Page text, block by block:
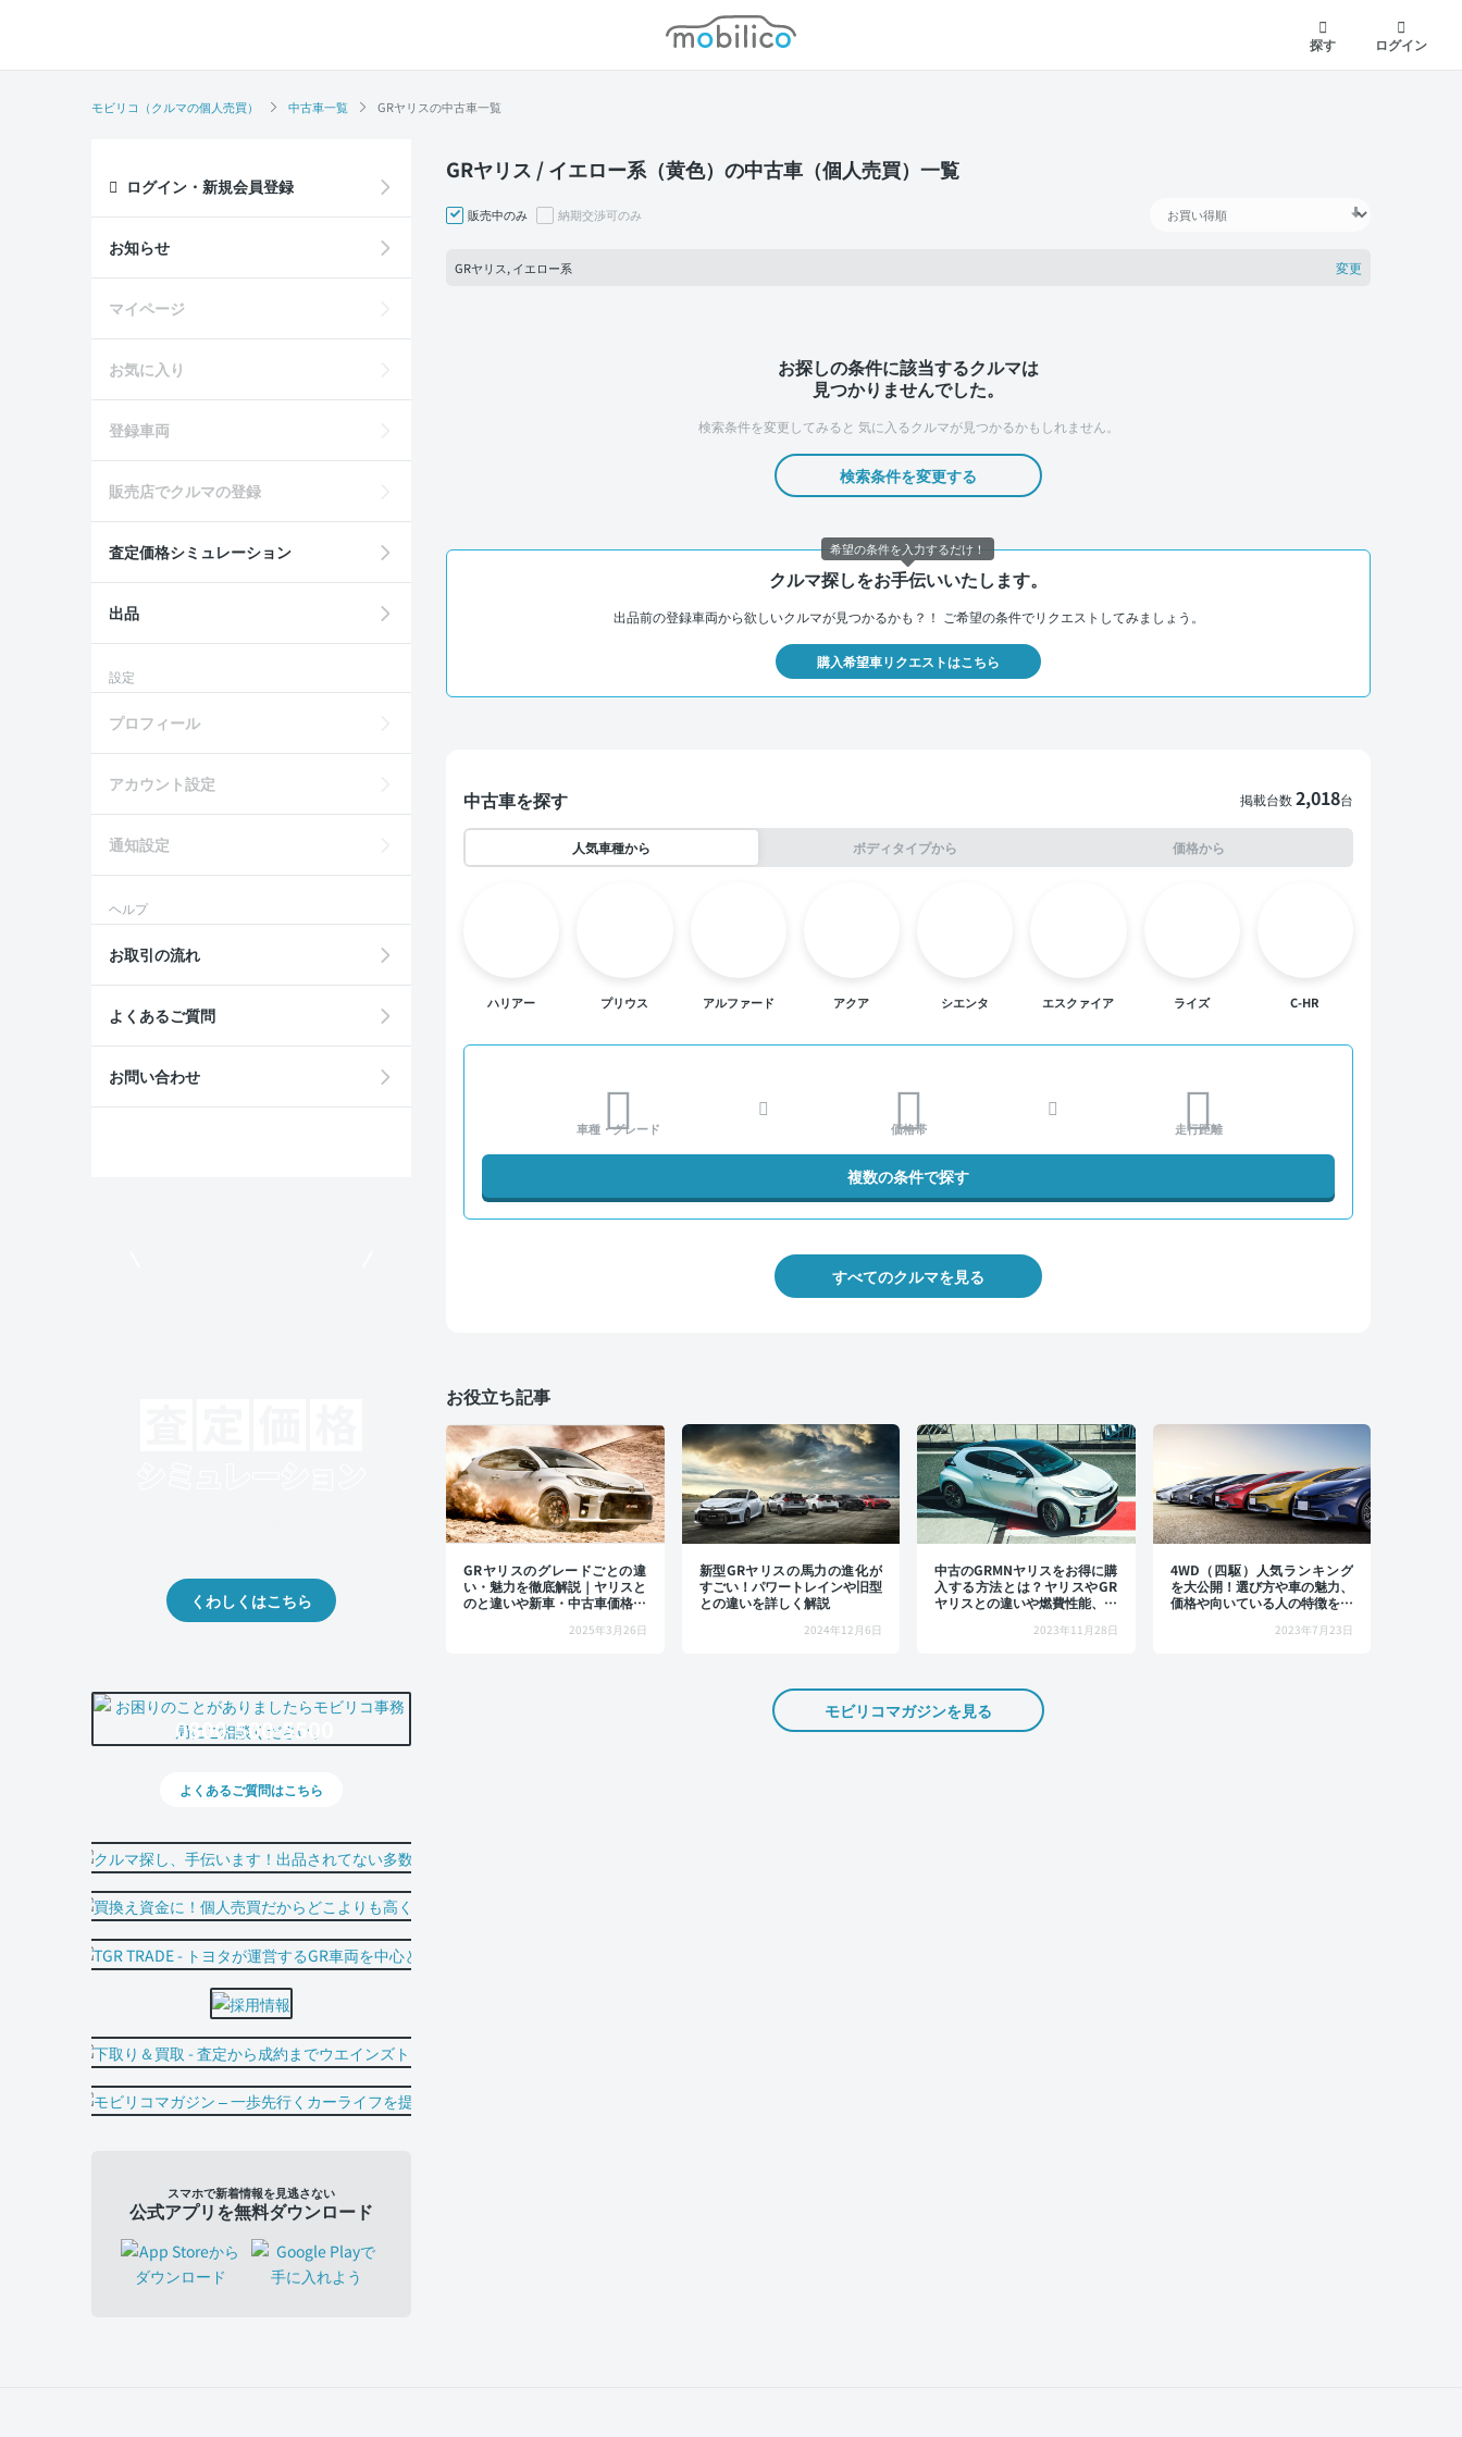
モビリコ
探す
ログイン
モビリコ（クルマの個人売買） 中古車一覧 GRヤリスの中古車一覧
GRヤリス / イエロー系（黄色）の中古車（個人売買）一覧
販売中のみ 納期交渉可のみ
GRヤリス, イエロー系 変更
お探しの条件に該当するクルマは
見つかりませんでした。
検索条件を変更してみると 気に入るクルマが見つかるかもしれません。
検索条件を変更する
クルマ探しをお手伝いいたします。
出品前の登録車両から欲しいクルマが見つかるかも？！ ご希望の条件でリクエストしてみましょう。
購入希望車リクエストはこちら
中古車を探す 掲載台数2,018台
人気車種から ボディタイプから 価格から
ハリアー プリウス アルファード アクア シエンタ エスクァイア ライズ C-HR
車種・グレード 価格帯 走行距離
複数の条件で探す
すべてのクルマを見る
お役立ち記事
GRヤリスのグレードごとの違
い・魅力を徹底解説｜ヤリスと
のと違いや新車・中古車価格ま
2025年3月26日
新型GRヤリスの馬力の進化が
すごい！パワートレインや旧型
との違いを詳しく解説
2024年12月6日
中古のGRMNヤリスをお得に購
入する方法とは？ヤリスやGR
ヤリスとの違いや燃費性能、中
2023年11月28日
4WD（四駆）人気ランキング
を大公開！選び方や車の魅力、
価格や向いている人の特徴を紹
2023年7月23日
モビリコマガジンを見る
ログイン・新規会員登録
お知らせ
マイページ
お気に入り
登録車両
販売店でクルマの登録
査定価格シミュレーション
出品
設定
プロフィール
アカウント設定
通知設定
ヘルプ
お取引の流れ
よくあるご質問
お問い合わせ
くわしくはこちら
0800-500-5500
よくあるご質問はこちら
スマホで新着情報を見逃さない
公式アプリを無料ダウンロード
希望の条件を入力するだけ！